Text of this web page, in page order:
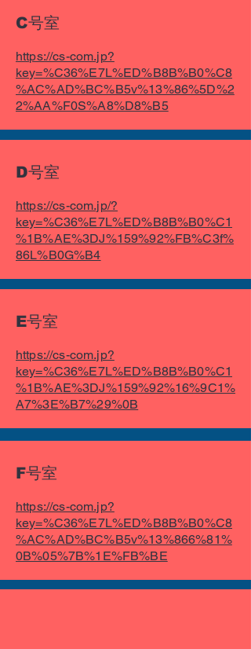
C号室
https://cs-com.jp?
key=%C36%E7L%ED%B8B%B0%C8
%AC%AD%BC%B5v%13%86%5D%2
2%AA%F0S%A8%D8%B5
D号室
https://cs-com.jp/?
key=%C36%E7L%ED%B8B%B0%C1
%1B%AE%3DJ%159%92%FB%C3f%
86L%B0G%B4
E号室
https://cs-com.jp?
key=%C36%E7L%ED%B8B%B0%C1
%1B%AE%3DJ%159%92%16%9C1%
A7%3E%B7%29%0B
F号室
https://cs-com.jp?
key=%C36%E7L%ED%B8B%B0%C8
%AC%AD%BC%B5v%13%866%81%
0B%05%7B%1E%FB%BE